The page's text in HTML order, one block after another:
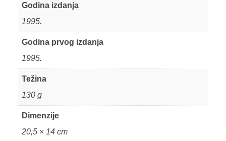
Godina izdanja
1995.
Godina prvog izdanja
1995.
Težina
130 g
Dimenzije
20,5 × 14 cm